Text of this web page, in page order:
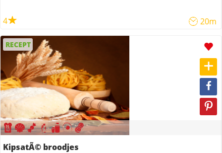
4 20m
RECEPT
KipsatÃ© broodjes